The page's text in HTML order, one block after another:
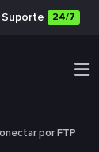
Suporte 24/7
por FTP